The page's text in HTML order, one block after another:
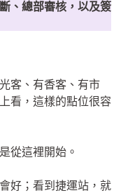
、總部審核，以及簽
客、有香客、有市
看，這樣的點位很容
從這裡開始。
好；看到捷運站，就